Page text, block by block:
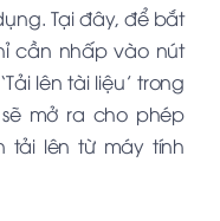
Tại đây, để bắt
cần nhấp vào nút
lên tài liệu’ trong
mở ra cho phép
tải lên từ máy tính